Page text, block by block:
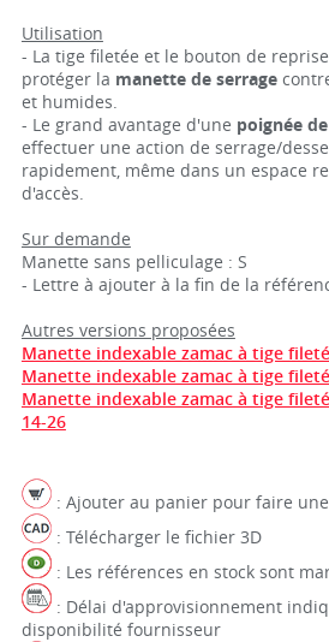
Utilisation
- La tige filetée et le bouton de
protéger la manette de serrage
et humides.
- Le grand avantage d'une poignée
effectuer une action de serrage/
rapidement, même dans un espace
d'accès.
Sur demande
Manette sans pelliculage : S
- Lettre à ajouter à la fin de la
Autres versions proposées
Manette indexable zamac à tige
Manette indexable zamac à tige
Manette indexable zamac à tige
14-26
: Ajouter au panier pour faire
: Télécharger le fichier 3D
: Les références en stock sont
: Délai d'approvisionnement
disponibilité fournisseur